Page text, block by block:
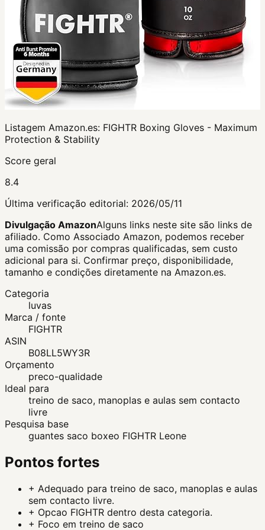
Listagem Amazon.es: FIGHTR Boxing Gloves - Maximum
Protection & Stability
Score geral
8.4
Última verificação editorial: 2026/05/11
Divulgação AmazonAlguns links neste site são links de
afiliado. Como Associado Amazon, podemos receber
uma comissão por compras qualificadas, sem custo
adicional para si. Confirmar preço, disponibilidade,
tamanho e condições diretamente na Amazon.es.
Categoria
luvas
Marca / fonte
FIGHTR
ASIN
B08LL5WY3R
Orçamento
preco-qualidade
Ideal para
treino de saco, manoplas e aulas sem contacto
livre
Pesquisa base
guantes saco boxeo FIGHTR Leone
Pontos fortes
+ Adequado para treino de saco, manoplas e aulas
sem contacto livre.
+ Opcao FIGHTR dentro desta categoria.
+ Foco em treino de saco